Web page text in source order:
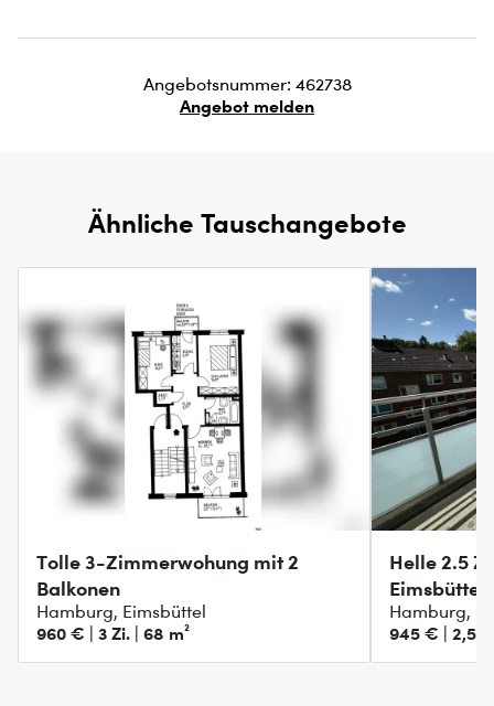
Angebotsnummer: 462738
Angebot melden
Ähnliche Tauschangebote
Tolle 3-Zimmerwohung mit 2
Balkonen
Hamburg, Eimsbüttel
960 € | 3 Zi. | 68 m²
Helle 2.5
Eimsbüttel
Hamburg,
945 € | 2,5